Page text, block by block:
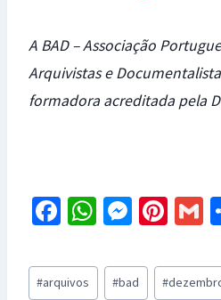
A BAD – Associação
Arquivistas e
formadora acreditada pela
Fa
b
W
at
M
se
Pi
er
G
Post
#arquivos #bad #